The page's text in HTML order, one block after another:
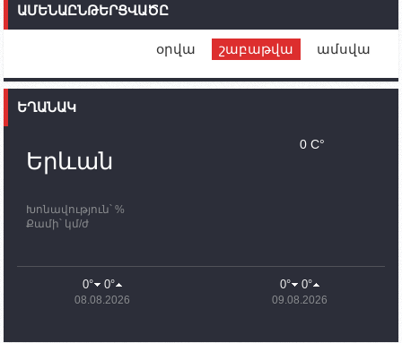
ունեն. կիպրոսցի խորհրդարանականը՝ Ալեն
Ֆրանսիայի ԱԳ նախարարը կայցելի Հայաստան
պատասխանատուներ կմնան ԼՂ-ում՝ մինչև
որոնողափրկարարական աշխատանքների
11:03
ՄԱԿ-ի առաքելությունը շատ, շատ, շատ օգտակար
Ադրբեջանի փոխվարչապետն այսօր կմեկնի
Ստեփանակերտ
10:07 02.10.2023
ԱՄԵՆԱԸՆԹԵՐՑՎԱԾԸ
օրվա շաբաթվա ամսվա
ԵՂԱՆԱԿ
Երևան
Խոնավություն՝ %
Քամի՝ կմ/ժ
0 C°
0° 0°
08.08.2026
0° 0°
09.08.2026